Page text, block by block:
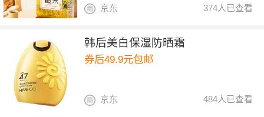
374人已查看
京东
韩后美白保湿防晒霜
券后49.9元包邮
484人已查看
京东